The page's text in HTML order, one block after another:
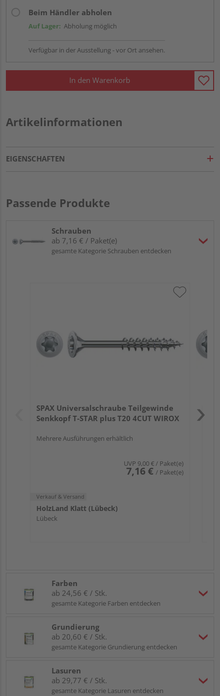
Beim Händler abholen
Auf Lager: Abholung möglich
Verfügbar in der Ausstellung - vor Ort ansehen.
In den Warenkorb
Artikelinformationen
EIGENSCHAFTEN
Passende Produkte
Schrauben
ab 7,16 € / Paket(e)
gesamte Kategorie Schrauben entdecken
SPAX Universalschraube Teilgewinde
Senkkopf T-STAR plus T20 4CUT WIROX
Mehrere Ausführungen erhältlich
UVP 9,00 €/ Paket(e)
7,16 € / Paket(e)
Verkauf & Versand
HolzLand Klatt (Lübeck)
Lübeck
Farben
ab 24,56 € / Stk.
gesamte Kategorie Farben entdecken
Grundierung
ab 20,60 € / Stk.
gesamte Kategorie Grundierung entdecken
Lasuren
ab 29,77 € / Stk.
gesamte Kategorie Lasuren entdecken